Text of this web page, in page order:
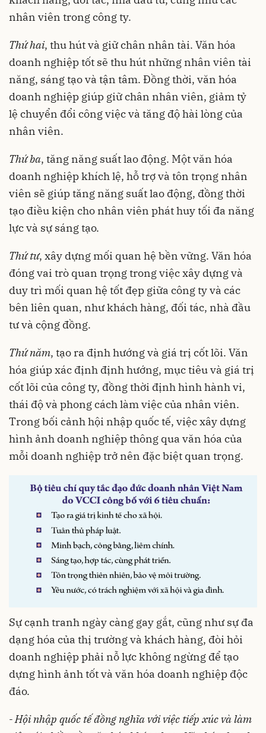
nhân viên trong công ty.
Thứ hai, thu hút và giữ chân nhân tài. Văn hóa
doanh nghiệp tốt sẽ thu hút những nhân viên tài
năng, sáng tạo và tận tâm. Đồng thời, văn hóa
doanh nghiệp giúp giữ chân nhân viên, giảm tỷ
lệ chuyển đổi công việc và tăng độ hài lòng của
nhân viên.
Thứ ba, tăng năng suất lao động. Một văn hóa
doanh nghiệp khích lệ, hỗ trợ và tôn trọng nhân
viên sẽ giúp tăng năng suất lao động, đồng thời
tạo điều kiện cho nhân viên phát huy tối đa năng
lực và sự sáng tạo.
Thứ tư, xây dựng mối quan hệ bền vững. Văn hóa
đóng vai trò quan trọng trong việc xây dựng và
duy trì mối quan hệ tốt đẹp giữa công ty và các
bên liên quan, như khách hàng, đối tác, nhà đầu
tư và cộng đồng.
Thứ năm, tạo ra định hướng và giá trị cốt lõi. Văn
hóa giúp xác định định hướng, mục tiêu và giá trị
cốt lõi của công ty, đồng thời định hình hành vi,
thái độ và phong cách làm việc của nhân viên.
Trong bối cảnh hội nhập quốc tế, việc xây dựng
hình ảnh doanh nghiệp thông qua văn hóa của
mỗi doanh nghiệp trở nên đặc biệt quan trọng.
Sự cạnh tranh ngày càng gay gắt, cũng như sự đa
dạng hóa của thị trường và khách hàng, đòi hỏi
doanh nghiệp phải nỗ lực không ngừng để tạo
dựng hình ảnh tốt và văn hóa doanh nghiệp độc
đáo.
- Hội nhập quốc tế đồng nghĩa với việc tiếp xúc và làm